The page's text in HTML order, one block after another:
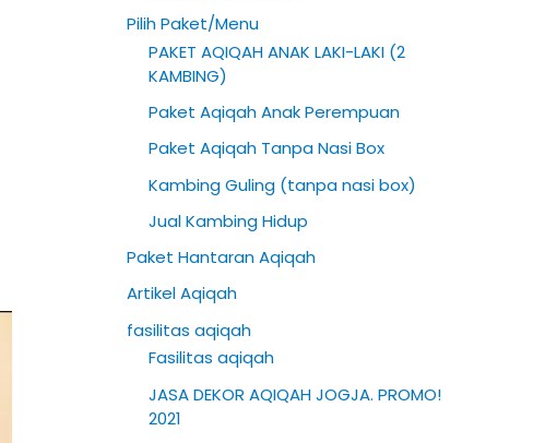
Pilih Paket/Menu
PAKET AQIQAH ANAK LAKI-LAKI (2
KAMBING)
Paket Aqiqah Anak Perempuan
Paket Aqiqah Tanpa Nasi Box
Kambing Guling (tanpa nasi box)
Jual Kambing Hidup
Paket Hantaran Aqiqah
Artikel Aqiqah
fasilitas aqiqah
Fasilitas aqiqah
JASA DEKOR AQIQAH JOGJA. PROMO!
2021
i